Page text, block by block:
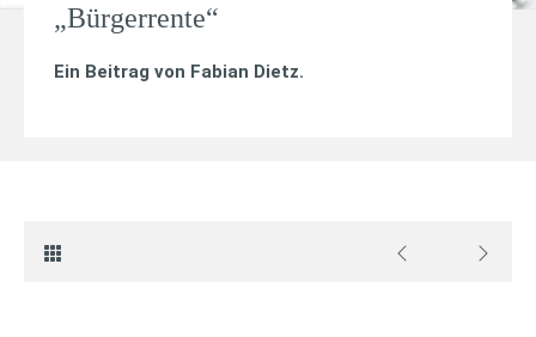
„Bürgerrente“
Ein Beitrag von Fabian Dietz.